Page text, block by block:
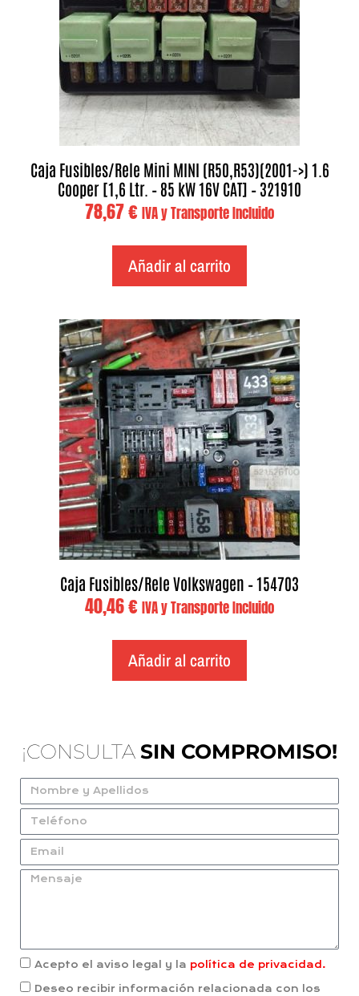
Caja Fusibles/Rele Mini MINI (R50,R53)(2001->) 1.6
Cooper [1,6 Ltr. – 85 kW 16V CAT] – 321910
78,67€ IVA y Transporte Incluido
Añadir al carrito
Caja Fusibles/Rele Volkswagen – 154703
40,46€ IVA y Transporte Incluido
Añadir al carrito
¡CONSULTA SIN COMPROMISO!
Acepto el aviso legal y la política de privacidad.
Deseo recibir información relacionada con los